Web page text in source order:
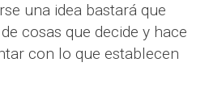
una idea bastará que
cosas que decide y hace
con lo que establecen